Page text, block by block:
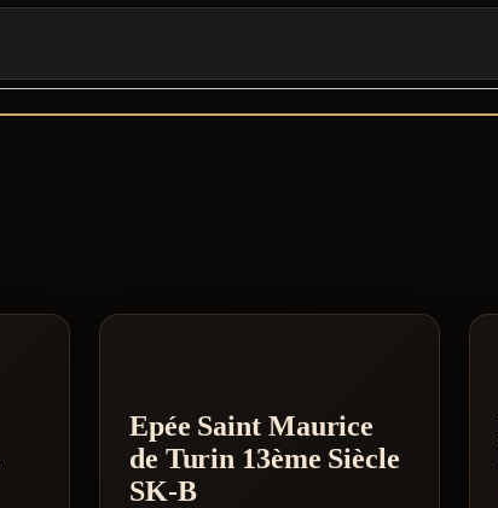
Epée Saint Maurice
de Turin 13ème Siècle
SK-B